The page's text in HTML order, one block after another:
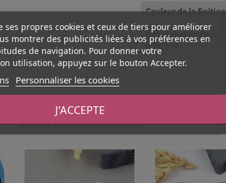
Couleur de la finition
Dimension du trou
intérieur
Vous aimerez aussi
ses propres cookies et ceux de tiers pour améliorer
montrer des publicités liées à vos préférences en
de navigation. Pour donner votre
utilisation, appuyez sur le bouton Accepter.
Personnaliser les cookies
J'ACCEPTE